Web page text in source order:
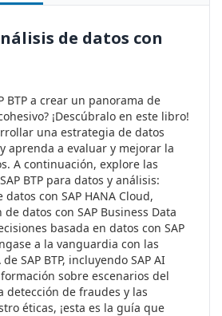
de datos con
BTP a crear un panorama de
¡Descúbralo en este libro!
una estrategia de datos
aprenda a evaluar y mejorar la
A continuación, explore las
BTP para datos y análisis:
con SAP HANA Cloud,
datos con SAP Business Data
basada en datos con SAP
a la vanguardia con las
SAP BTP, incluyendo SAP AI
sobre escenarios del
detección de fraudes y las
éticas, ¡esta es la guía que